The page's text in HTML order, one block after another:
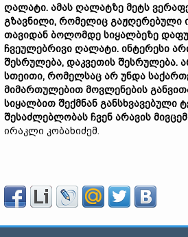
ღალატი. ამას ღალატზე მეტს
გზავნილი, რომელიც გაჟღერებული
თავიდან ბოლომდე სიყალბეზე
ჩვეულებრივი ღალატი. ინტერესი
შესრულება, დაკვეთის შესრულება.
სთეითი, რომელსაც არ უნდა
მიმართულებით მოვლენების
სიყალბით შექმნან განსხვავებული
შესაძლებლობას ჩვენ არავის
ირაკლი კობახიძემ.